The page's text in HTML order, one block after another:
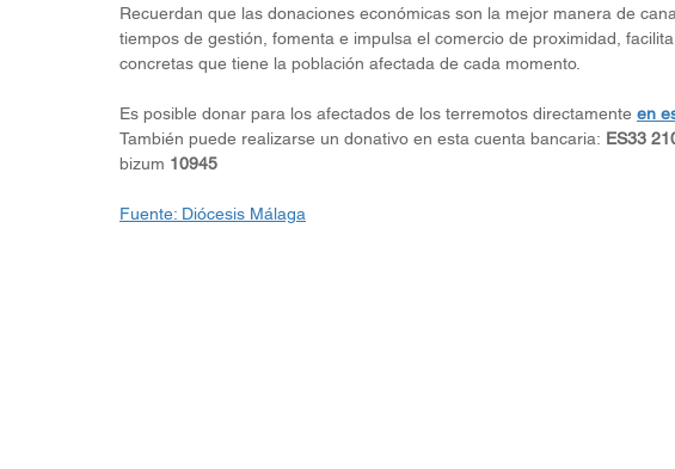
Recuerdan que las donaciones económicas son la mejor manera de
tiempos de gestión, fomenta e impulsa el comercio de proximidad,
concretas que tiene la población afectada de cada momento.
Es posible donar para los afectados de los terremotos directamente en
También puede realizarse un donativo en esta cuenta bancaria: ES33
bizum 10945
Fuente: Diócesis Málaga